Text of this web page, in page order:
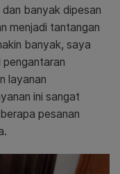
banyak dipesan
menjadi tantangan
banyak, saya
layanan
ini sangat
pesanan